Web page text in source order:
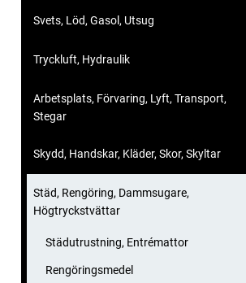
Svets, Löd, Gasol, Utsug
Tryckluft, Hydraulik
Arbetsplats, Förvaring, Lyft, Transport,
Stegar
Skydd, Handskar, Kläder, Skor, Skyltar
Städ, Rengöring, Dammsugare,
Högtryckstvättar
Städutrustning, Entrémattor
Rengöringsmedel